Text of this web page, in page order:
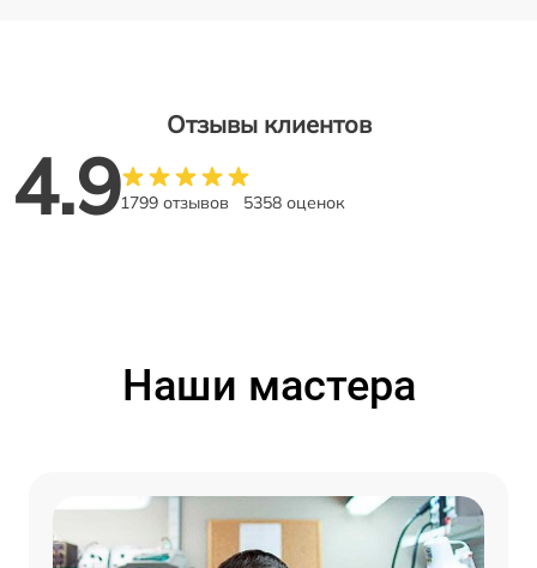
Отзывы клиентов
4.91799 отзывов 5358 оценок
Наши мастера